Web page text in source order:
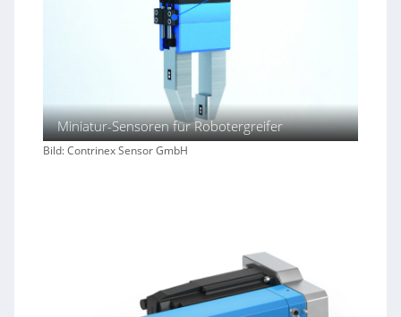
Miniatur-Sensoren für Robotergreifer
Bild: Contrinex Sensor GmbH